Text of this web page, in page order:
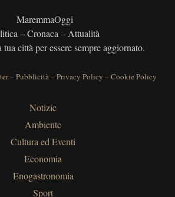
MaremmaOggi
– Cronaca – Attualità
città per essere sempre aggiornato.
–Pubblicità–Privacy Policy –Cookie Policy
Notizie
Ambiente
Cultura ed Eventi
Economia
Enogastronomia
Sport